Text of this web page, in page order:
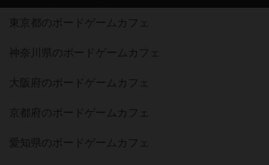
東京都のボードゲームカフェ
神奈川県のボードゲームカフェ
大阪府のボードゲームカフェ
京都府のボードゲームカフェ
愛知県のボードゲームカフェ